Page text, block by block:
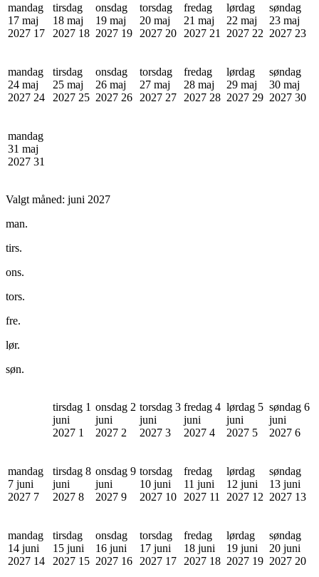
mandag
17 maj
2027 17
tirsdag
18 maj
2027 18
onsdag
19 maj
2027 19
torsdag
20 maj
2027 20
fredag
21 maj
2027 21
lørdag
22 maj
2027 22
søndag
23 maj
2027 23
mandag
24 maj
2027 24
tirsdag
25 maj
2027 25
onsdag
26 maj
2027 26
torsdag
27 maj
2027 27
fredag
28 maj
2027 28
lørdag
29 maj
2027 29
søndag
30 maj
2027 30
mandag
31 maj
2027 31
Valgt måned: juni 2027
man.
tirs.
ons.
tors.
fre.
lør.
søn.
tirsdag 1
juni
2027 1
onsdag 2
juni
2027 2
torsdag 3
juni
2027 3
fredag 4
juni
2027 4
lørdag 5
juni
2027 5
søndag 6
juni
2027 6
mandag
7 juni
2027 7
tirsdag 8
juni
2027 8
onsdag 9
juni
2027 9
torsdag
10 juni
2027 10
fredag
11 juni
2027 11
lørdag
12 juni
2027 12
søndag
13 juni
2027 13
mandag
14 juni
2027 14
tirsdag
15 juni
2027 15
onsdag
16 juni
2027 16
torsdag
17 juni
2027 17
fredag
18 juni
2027 18
lørdag
19 juni
2027 19
søndag
20 juni
2027 20